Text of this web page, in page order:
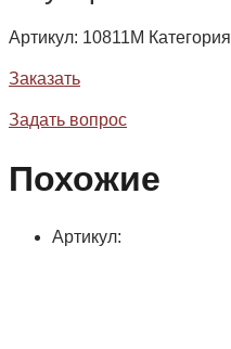
Артикул: 10811М Категория
Заказать
Задать вопрос
Похожие
Артикул: